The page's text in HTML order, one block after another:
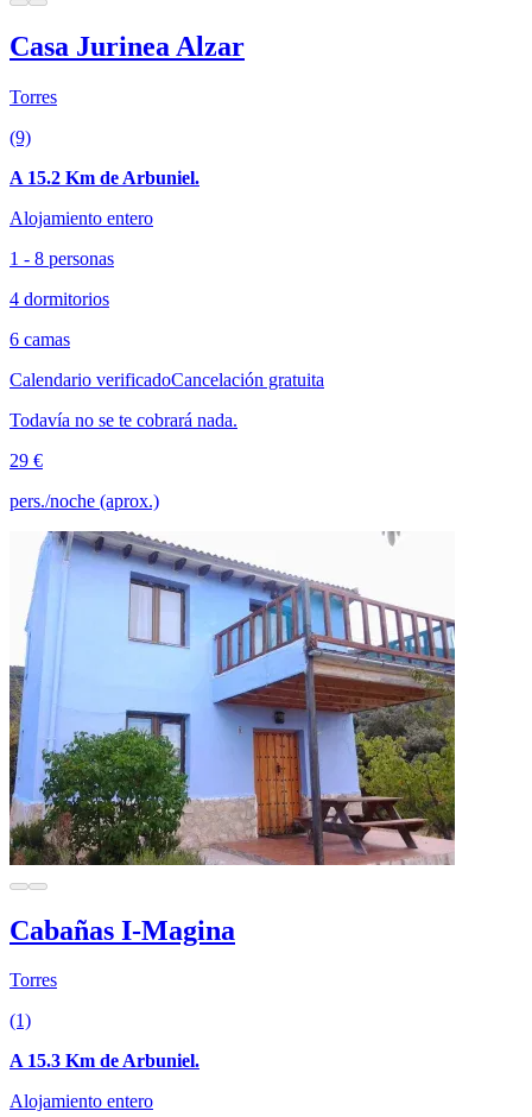
Casa Jurinea Alzar
Torres
(9)
A 15.2 Km de Arbuniel.
Alojamiento entero
1 - 8 personas
4 dormitorios
6 camas
Calendario verificadoCancelación gratuita
Todavía no se te cobrará nada.
29 €
pers./noche (aprox.)
Cabañas I-Magina
Torres
(1)
A 15.3 Km de Arbuniel.
Alojamiento entero